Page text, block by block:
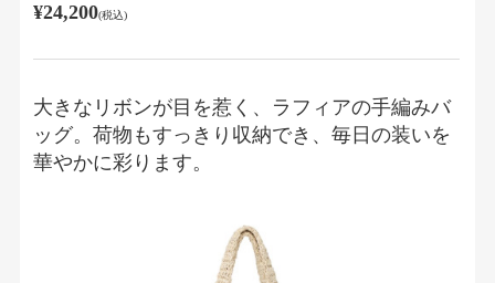
¥24,200(税込)
大きなリボンが目を惹く、ラフィアの手編みバ
ッグ。荷物もすっきり収納でき、毎日の装いを
華やかに彩ります。